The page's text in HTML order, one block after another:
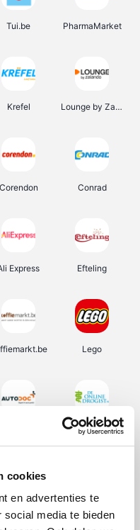
cookies
en advertenties te
media te bieden
Tui.be PharmaMarket
Krefel Lounge by Zalando
Corendon Conrad
Express Efteling
Lego
De Online Drogist
Plopsa